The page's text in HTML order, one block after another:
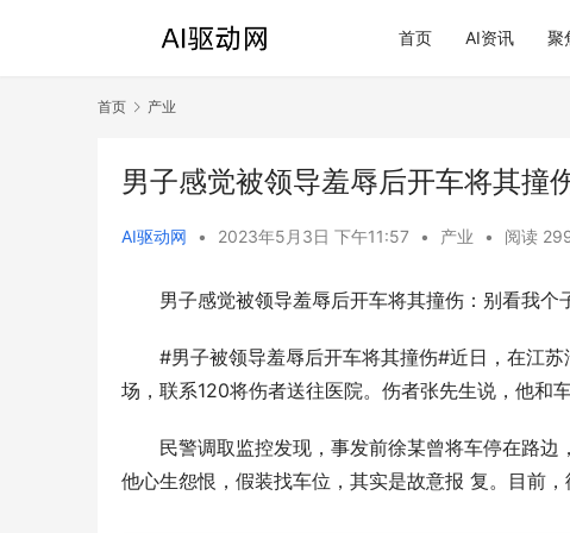
首页 AI资讯 聚
首页 产业
男子感觉被领导羞辱后开车将其撞
AI驱动网 • 2023年5月3日 下午11:57 • 产业 • 阅读
男子感觉被领导羞辱后开车将其撞伤：别看我个
#男子被领导羞辱后开车将其撞伤#近日，在江
场，联系120将伤者送往医院。伤者张先生说，他和
民警调取监控发现，事发前徐某曾将车停在路边
他心生怨恨，假装找车位，其实是故意报 复。目前